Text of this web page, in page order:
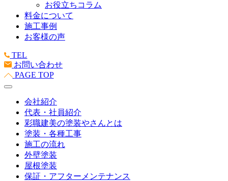
お役立ちコラム
料金について
施工事例
お客様の声
TEL
お問い合わせ
PAGE TOP
会社紹介
代表・社員紹介
彩職建美の塗装やさんとは
塗装・各種工事
施工の流れ
外壁塗装
屋根塗装
保証・アフターメンテナンス